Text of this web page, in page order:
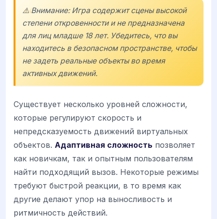
⚠️ Внимание: Игра содержит сцены высокой
степени откровенности и не предназначена
для лиц младше 18 лет. Убедитесь, что вы
находитесь в безопасном пространстве, чтобы
не задеть реальные объекты во время
активных движений.
Существует несколько уровней сложности,
которые регулируют скорость и
непредсказуемость движений виртуальных
объектов. Адаптивная сложность позволяет
как новичкам, так и опытным пользователям
найти подходящий вызов. Некоторые режимы
требуют быстрой реакции, в то время как
другие делают упор на выносливость и
ритмичность действий.